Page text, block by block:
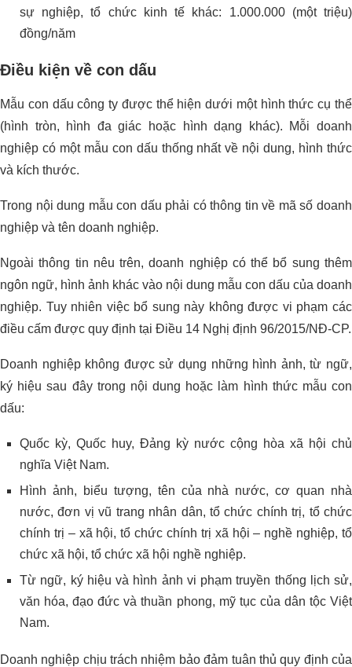
sự nghiệp, tổ chức kinh tế khác: 1.000.000 (một triệu)
đồng/năm
Điều kiện về con dấu
Mẫu con dấu công ty được thể hiện dưới một hình thức cụ thể
(hình tròn, hình đa giác hoặc hình dạng khác). Mỗi doanh
nghiệp có một mẫu con dấu thống nhất về nội dung, hình thức
và kích thước.
Trong nội dung mẫu con dấu phải có thông tin về mã số doanh
nghiệp và tên doanh nghiệp.
Ngoài thông tin nêu trên, doanh nghiệp có thể bổ sung thêm
ngôn ngữ, hình ảnh khác vào nội dung mẫu con dấu của doanh
nghiệp. Tuy nhiên việc bổ sung này không được vi phạm các
điều cấm được quy định tại Điều 14 Nghị định 96/2015/NĐ-CP.
Doanh nghiệp không được sử dụng những hình ảnh, từ ngữ,
ký hiệu sau đây trong nội dung hoặc làm hình thức mẫu con
dấu:
Quốc kỳ, Quốc huy, Đảng kỳ nước cộng hòa xã hội chủ
nghĩa Việt Nam.
Hình ảnh, biểu tượng, tên của nhà nước, cơ quan nhà
nước, đơn vị vũ trang nhân dân, tổ chức chính trị, tổ chức
chính trị – xã hội, tổ chức chính trị xã hội – nghề nghiệp, tổ
chức xã hội, tổ chức xã hội nghề nghiệp.
Từ ngữ, ký hiệu và hình ảnh vi phạm truyền thống lịch sử,
văn hóa, đạo đức và thuần phong, mỹ tục của dân tộc Việt
Nam.
Doanh nghiệp chịu trách nhiệm bảo đảm tuân thủ quy định của